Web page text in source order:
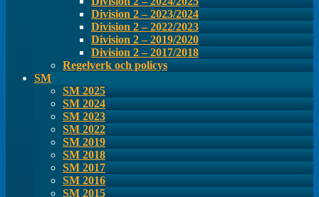
Division 2 – 2023/2024
Division 2 – 2022/2023
Division 2 – 2019/2020
Division 2 – 2017/2018
Regelverk och policys
SM
SM 2025
SM 2024
SM 2023
SM 2022
SM 2019
SM 2018
SM 2017
SM 2016
SM 2015